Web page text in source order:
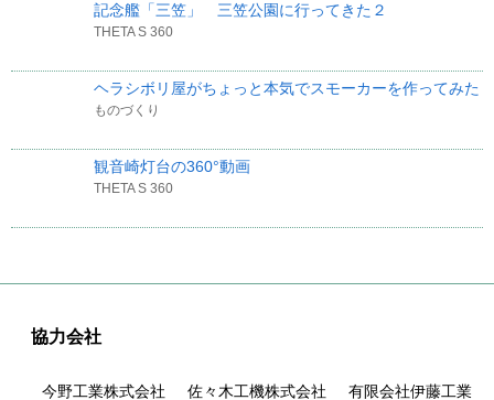
記念艦「三笠」 三笠公園に行ってきた２
THETA S 360
ヘラシボリ屋がちょっと本気でスモーカーを作ってみた
ものづくり
観音崎灯台の360°動画
THETA S 360
協力会社
今野工業株式会社 佐々木工機株式会社 有限会社伊藤工業